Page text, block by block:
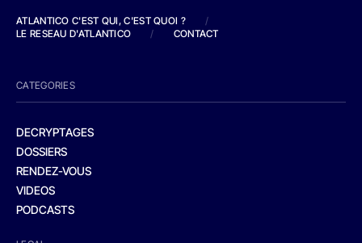
ATLANTICO C'EST QUI, C'EST QUOI ?
/
LE RESEAU D'ATLANTICO
/ CONTACT
CATEGORIES
DECRYPTAGES
DOSSIERS
RENDEZ-VOUS
VIDEOS
PODCASTS